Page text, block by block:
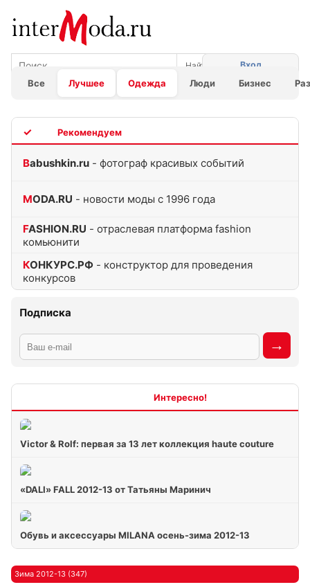
Все Лучшее Одежда Люди Бизнес
Вход
Babushkin.ru - фотограф красивых событий
MODA.RU - новости моды с 1996 года
FASHION.RU - отраслевая платформа fashion
комьюнити
КОНКУРС.РФ - конструктор для проведения
конкурсов
Подписка
Victor & Rolf: первая за 13 лет коллекция haute couture
«DALI» FALL 2012-13 от Татьяны Маринич
Обувь и аксессуары MILANA осень-зима 2012-13
Зима 2012-13 (347)